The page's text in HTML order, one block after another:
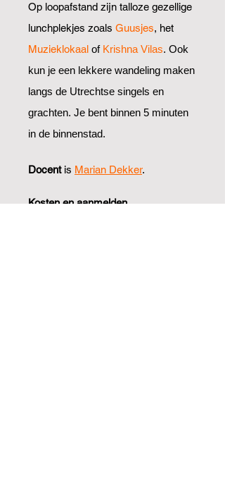
Op loopafstand zijn talloze gezellige
lunchplekjes zoals Guusjes, het
Muzieklokaal of Krishna Vilas. Ook
kun je een lekkere wandeling maken
langs de Utrechtse singels en
grachten. Je bent binnen 5 minuten
in de binnenstad.
Docent is Marian Dekker.
Kosten en aanmelden